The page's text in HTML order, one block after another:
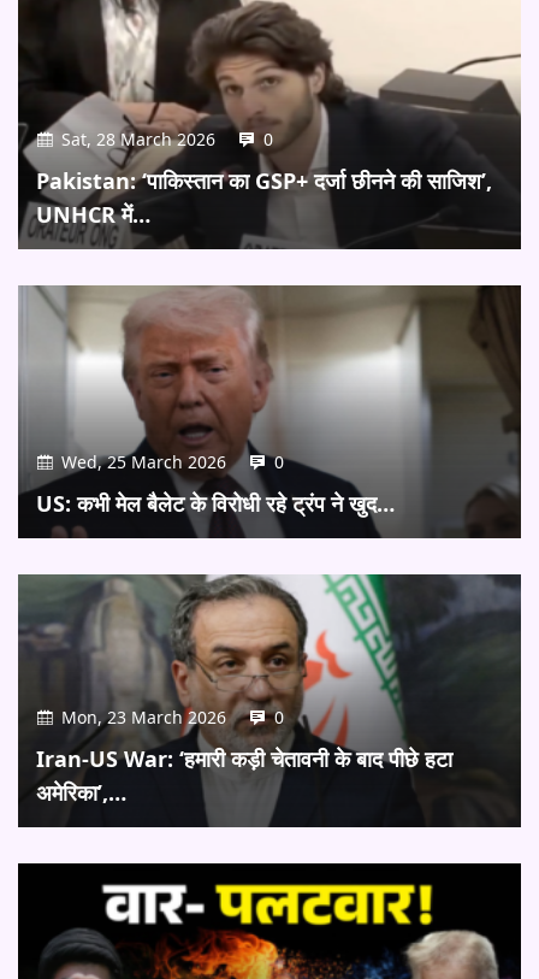
Sat, 28 March 2026 0
Pakistan: ‘पाकिस्तान का GSP+ दर्जा छीनने की साजिश’,
UNHCR में…
Wed, 25 March 2026 0
US: कभी मेल बैलेट के विरोधी रहे ट्रंप ने खुद…
Mon, 23 March 2026 0
Iran-US War: ‘हमारी कड़ी चेतावनी के बाद पीछे हटा
अमेरिका’,…